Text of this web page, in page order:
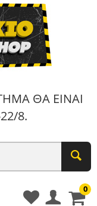
ΘΑ ΕΙΝΑΙ
8.
0